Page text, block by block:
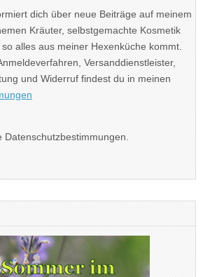
dich über neue Beiträge auf meinem
Kräuter, selbstgemachte Kosmetik
alles aus meiner Hexenküche kommt.
Versanddienstleister,
und Widerruf findest du in meinen
Datenschutzbestimmungen.